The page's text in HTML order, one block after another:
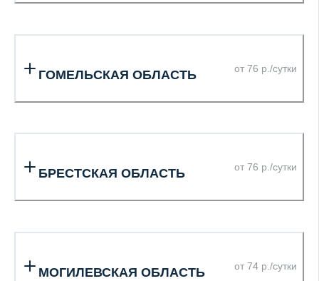
ГОМЕЛЬСКАЯ ОБЛАСТЬ от 76 р./сутки
БРЕСТСКАЯ ОБЛАСТЬ от 76 р./сутки
МОГИЛЕВСКАЯ ОБЛАСТЬ от 74 р./сутки